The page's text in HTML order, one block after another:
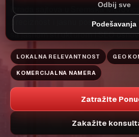
izrada sajtova u Sremska
preciznost i jasnu poslovnu
sa jasnom strukturom i SEO
LOKALNA RELEVANTNOST GEO
KOMERCIJALNA NAMERA
Zatražite
Zakažite
Odbij sve
Podešavanja